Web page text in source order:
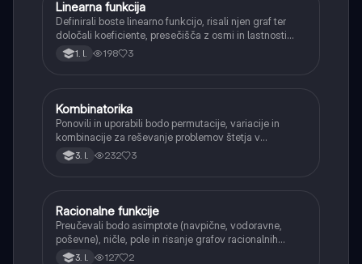
Matematika
Linearna funkcija
Definirali boste linearno funkcijo, risali njen graf ter
določali koeficiente, presečišča z osmi in lastnosti
(naraščanje/padanje).
1. l. 198 3
Matematika
Kombinatorika
Ponovili in uporabili bodo permutacije, variacije in
kombinacije za reševanje problemov štetja v
verjetnosti.
3. l. 232 3
Matematika
Racionalne funkcije
Preučevali bodo asimptote (navpične, vodoravne,
poševne), ničle, pole in risanje grafov racionalnih
funkcij.
3. l. 127 2